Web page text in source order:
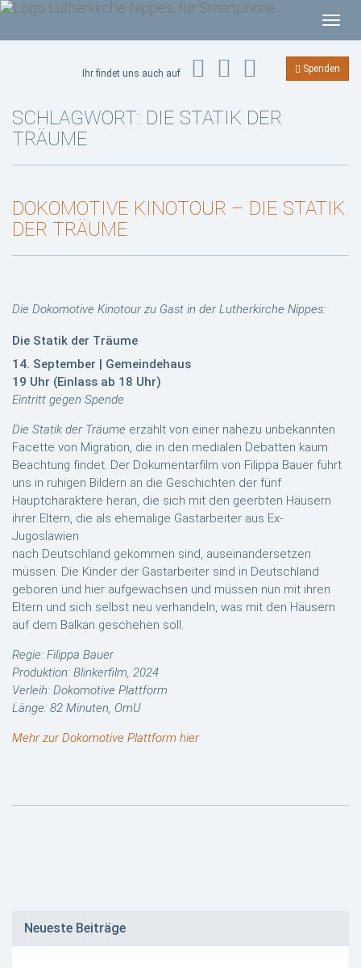
T
o
g
g
a
Ihr findet uns auch auf Spenden
SCHLAGWORT: DIE STATIK DER
TRÄUME
DOKOMOTIVE KINOTOUR – DIE STATIK
DER TRÄUME
Die Dokomotive Kinotour zu Gast in der Lutherkirche Nippes:
Die Statik der Träume
14. September | Gemeindehaus
19 Uhr (Einlass ab 18 Uhr)
Eintritt gegen Spende
Die Statik der Träume erzählt von einer nahezu unbekannten
Facette von Migration, die in den medialen Debatten kaum
Beachtung findet. Der Dokumentarfilm von Filippa Bauer führt
uns in ruhigen Bildern an die Geschichten der fünf
Hauptcharaktere heran, die sich mit den geerbten Häusern
ihrer Eltern, die als ehemalige Gastarbeiter aus Ex-
Jugoslawien
nach Deutschland gekommen sind, auseinandersetzen
müssen. Die Kinder der Gastarbeiter sind in Deutschland
geboren und hier aufgewachsen und müssen nun mit ihren
Eltern und sich selbst neu verhandeln, was mit den Häusern
auf dem Balkan geschehen soll.
Regie: Filippa Bauer
Produktion: Blinkerfilm, 2024
Verleih: Dokomotive Plattform
Länge: 82 Minuten, OmU
Mehr zur Dokomotive Plattform hier
Neueste Beiträge